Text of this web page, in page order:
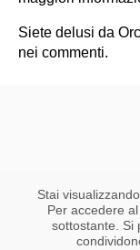
Siete delusi da
nei commenti.
Stai
Per accedere
sottostante. Si